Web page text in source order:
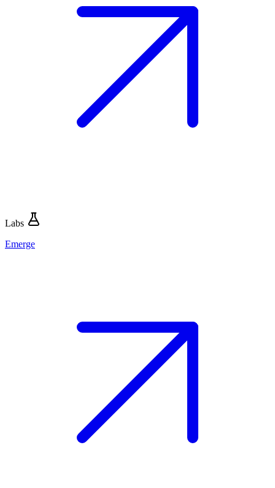
Labs
Emerge